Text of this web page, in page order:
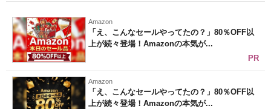
Amazon
「え、こんなセールやってたの？」80％OFF以
上が続々登場！Amazonの本気が...
PR
Amazon
「え、こんなセールやってたの？」80％OFF以
上が続々登場！Amazonの本気が...